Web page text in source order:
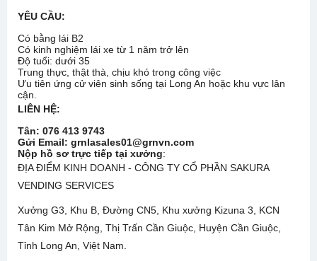
YÊU CẦU:
Có bằng lái B2
Có kinh nghiệm lái xe từ 1 năm trở lên
Độ tuổi: dưới 35
Trung thực, thật thà, chịu khó trong công việc
Ưu tiên ứng cử viên sinh sống tại Long An hoặc khu vực lân
cận.
LIÊN HỆ:
Tân: 076 413 9743
Gửi Email: grnlasales01@grnvn.com
Nộp hồ sơ trực tiếp tại xưởng:
ĐỊA ĐIỂM KINH DOANH - CÔNG TY CỔ PHẦN SAKURA
VENDING SERVICES
Xưởng G3, Khu B, Đường CN5, Khu xưởng Kizuna 3, KCN
Tân Kim Mở Rộng, Thị Trấn Cần Giuộc, Huyện Cần Giuộc,
Tỉnh Long An, Việt Nam.